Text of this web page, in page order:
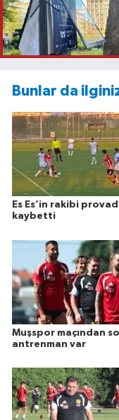
Bunlar da
Es Es’in rakibi
kaybetti
Muşspor maçından
antrenman var